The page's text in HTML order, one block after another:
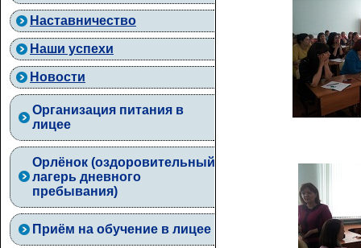
Наставничество
Наши успехи
Новости
Организация питания в
лицее
Орлёнок (оздоровительный
лагерь дневного
пребывания)
Приём на обучение в лицее